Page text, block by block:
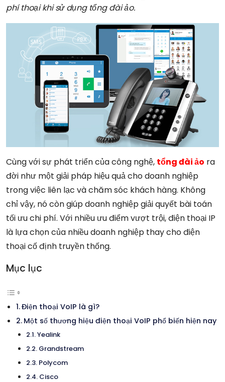
phí thoại khi sử dụng tổng đài ảo.
Cùng với sự phát triển của công nghệ, tổng đài ảo ra
đời như một giải pháp hiệu quả cho doanh nghiệp
trong việc liên lạc và chăm sóc khách hàng. Không
chỉ vậy, nó còn giúp doanh nghiệp giải quyết bài toán
tối ưu chi phí. Với nhiều ưu điểm vượt trội, điện thoại IP
là lựa chọn của nhiều doanh nghiệp thay cho điện
thoại cố định truyền thống.
Mục lục
Điện thoại VoIP là gì?
Một số thương hiệu điện thoại VoIP phổ biến hiện nay
Yealink
Grandstream
Polycom
Cisco